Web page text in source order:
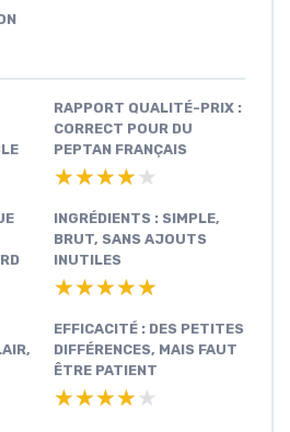
RAPPORT QUALITÉ-PRIX :
CORRECT POUR DU
PEPTAN FRANÇAIS
★★★★★
★★★★★
INGRÉDIENTS : SIMPLE,
BRUT, SANS AJOUTS
INUTILES
★★★★★
★★★★★
EFFICACITÉ : DES PETITES
DIFFÉRENCES, MAIS FAUT
ÊTRE PATIENT
★★★★★
★★★★★